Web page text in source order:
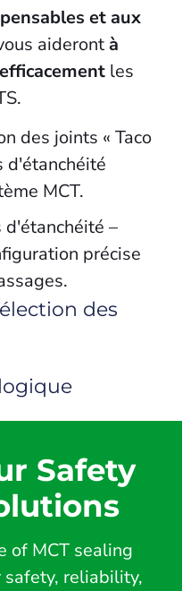
et aux
aideront à
les
des joints « Taco
d'étanchéité
MCT.
d'étanchéité –
précise
des
Safety
of MCT sealing
reliability,